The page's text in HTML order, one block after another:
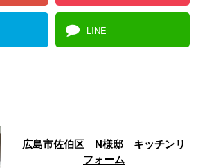
LINE
広島市佐伯区 N様邸 キッチンリ
フォーム